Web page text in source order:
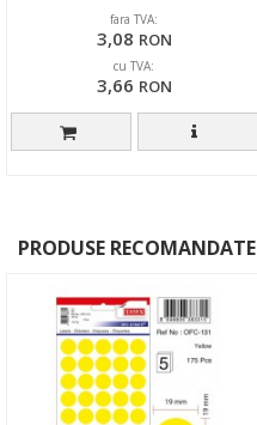
fara TVA:
3,08 RON
cu TVA:
3,66 RON
PRODUSE RECOMANDATE